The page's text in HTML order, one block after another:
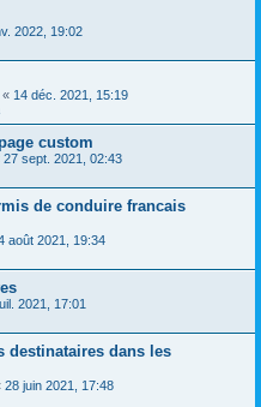
2022, 19:02
« 14 déc. 2021, 15:19
custom
27 sept. 2021, 02:43
de conduire francais
août 2021, 19:34
2021, 17:01
destinataires dans les
28 juin 2021, 17:48